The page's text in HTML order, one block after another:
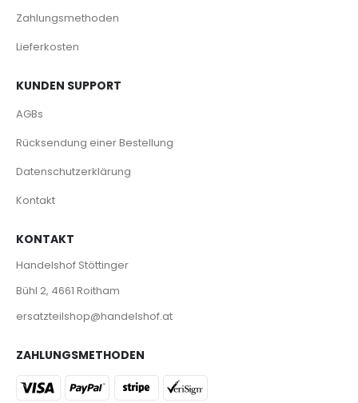
Zahlungsmethoden
Lieferkosten
KUNDEN SUPPORT
AGBs
Rücksendung einer Bestellung
Datenschutzerklärung
Kontakt
KONTAKT
Handelshof Stöttinger
Bühl 2, 4661 Roitham
ersatzteilshop@handelshof.at
ZAHLUNGSMETHODEN